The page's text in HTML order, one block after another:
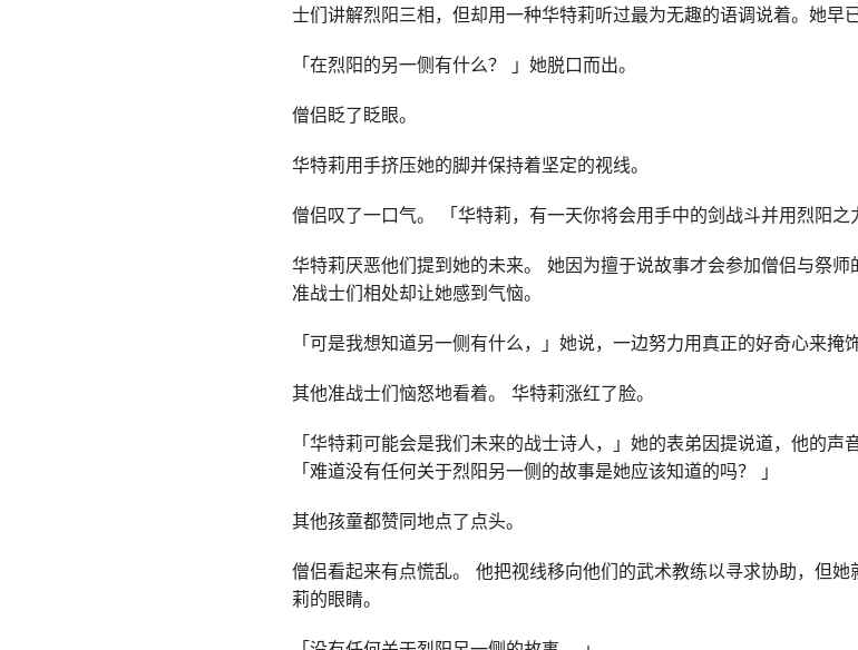
士们讲解烈阳三相，但却用一种华特莉听过最为无趣的语调说着。她早
「在烈阳的另一侧有什么？ 」她脱口而出。
僧侣眨了眨眼。
华特莉用手挤压她的脚并保持着坚定的视线。
僧侣叹了一口气。 「华特莉，有一天你将会用手中的剑战斗并用烈阳之
华特莉厌恶他们提到她的未来。 她因为擅于说故事才会参加僧侣与祭
准战士们相处却让她感到气恼。
「可是我想知道另一侧有什么，」她说，一边努力用真正的好奇心来掩
其他准战士们恼怒地看着。 华特莉涨红了脸。
「华特莉可能会是我们未来的战士诗人，」她的表弟因提说道，他的声
「难道没有任何关于烈阳另一侧的故事是她应该知道的吗？ 」
其他孩童都赞同地点了点头。
僧侣看起来有点慌乱。 他把视线移向他们的武术教练以寻求协助，但
莉的眼睛。